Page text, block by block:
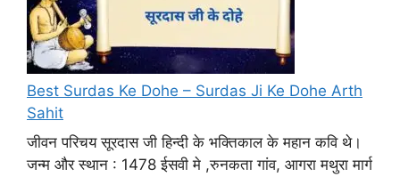
Best Surdas Ke Dohe – Surdas Ji Ke Dohe Arth
Sahit
जीवन परिचय सूरदास जी हिन्दी के भक्तिकाल के महान कवि थे।
जन्म और स्थान : 1478 ईसवी मे ,रुनकता गांव, आगरा मथुरा मार्ग